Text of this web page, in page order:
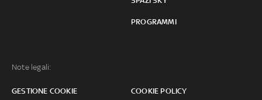
PROGRAMMI
Note legali:
GESTIONE COOKIE COOKIE POLICY